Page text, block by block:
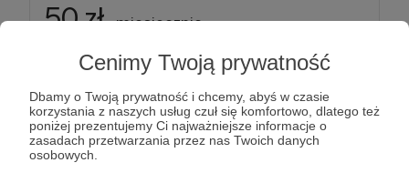
Cenimy Twoją prywatność
Dbamy o Twoją prywatność i chcemy, abyś w czasie
korzystania z naszych usług czuł się komfortowo, dlatego też
poniżej prezentujemy Ci najważniejsze informacje o
zasadach przetwarzania przez nas Twoich danych
osobowych.
50 zł miesięcznie
EudoBohater
Hurra! Właśnie zostałeś bohaterem dla naszej
Fundacji i wszystkich odbiorców naszych działań!
Pamiętaj o swojej pelerynie supermocy i walcz